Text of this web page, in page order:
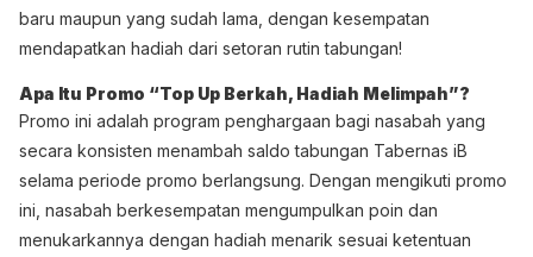
baru maupun yang sudah lama, dengan kesempatan
mendapatkan hadiah dari setoran rutin tabungan!
Apa Itu Promo “Top Up Berkah, Hadiah Melimpah”?
Promo ini adalah program penghargaan bagi nasabah yang
secara konsisten menambah saldo tabungan Tabernas iB
selama periode promo berlangsung. Dengan mengikuti promo
ini, nasabah berkesempatan mengumpulkan poin dan
menukarkannya dengan hadiah menarik sesuai ketentuan